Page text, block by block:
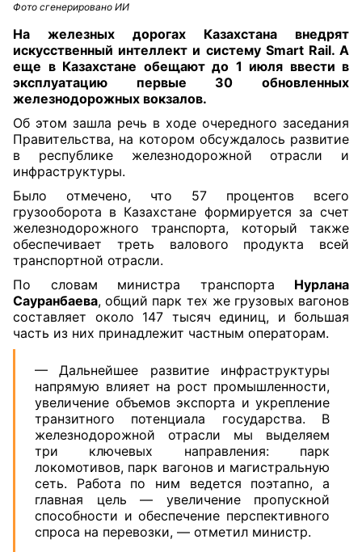
Фото сгенерировано ИИ
На железных дорогах Казахстана внедрят
искусственный интеллект и систему Smart Rail. А
еще в Казахстане обещают до 1 июля ввести в
эксплуатацию первые 30 обновленных
железнодорожных вокзалов.
Об этом зашла речь в ходе очередного заседания
Правительства, на котором обсуждалось развитие
в республике железнодорожной отрасли и
инфраструктуры.
Было отмечено, что 57 процентов всего
грузооборота в Казахстане формируется за счет
железнодорожного транспорта, который также
обеспечивает треть валового продукта всей
транспортной отрасли.
По словам министра транспорта Нурлана
Сауранбаева, общий парк тех же грузовых вагонов
составляет около 147 тысяч единиц, и большая
часть из них принадлежит частным операторам.
— Дальнейшее развитие инфраструктуры
напрямую влияет на рост промышленности,
увеличение объемов экспорта и укрепление
транзитного потенциала государства. В
железнодорожной отрасли мы выделяем
три ключевых направления: парк
локомотивов, парк вагонов и магистральную
сеть. Работа по ним ведется поэтапно, а
главная цель — увеличение пропускной
способности и обеспечение перспективного
спроса на перевозки, — отметил министр.